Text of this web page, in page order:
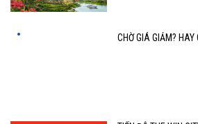
CHỜ GIÁ GIẢM? HAY